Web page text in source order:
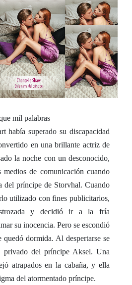
mil palabras
había superado su discapacidad
en una brillante actriz de
la noche con un desconocido,
medios de comunicación cuando
del príncipe de Storvhal. Cuando
utilizado con fines publicitarios,
y decidió ir a la fría
su inocencia. Pero se escondió
dormida. Al despertarse se
privado del príncipe Aksel. Una
atrapados en la cabaña, y ella
del atormentado príncipe.